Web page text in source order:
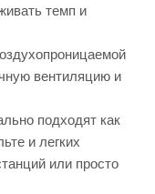
темп и
вентиляцию и
подходят как
и легких
или просто